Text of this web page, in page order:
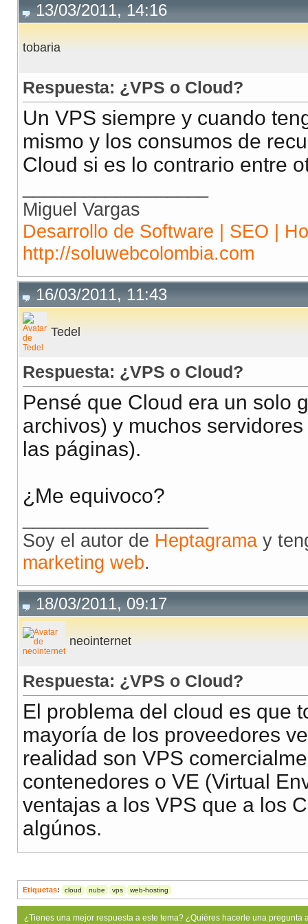
13/03/2011, 14:16
tobaria
Respuesta: ¿VPS o Cloud?
Un VPS siempre y cuando
mismo y los consumos de
Cloud si es lo contrario entre
Miguel Vargas
Desarrollo de Software | SEO |
http://soluwebcolombia.com
16/03/2011, 11:43
Tedel
Respuesta: ¿VPS o Cloud?
Pensé que Cloud era un solo
archivos) y muchos
las páginas).
¿Me equivoco?
Soy el autor de Heptagrama y
marketing web.
18/03/2011, 09:17
neointernet
Respuesta: ¿VPS o Cloud?
El problema del cloud es que
mayoría de los proveedores
realidad son VPS
contenedores o VE (Virtual
ventajas a los VPS que a los
algúnos.
Etiquetas: cloud nube vps web-hosting
¿Tienes una mejor respuesta a este tema? ¿Quiéres hacerle una